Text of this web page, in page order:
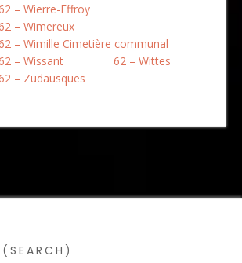
– Wierre-Effroy
– Wimereux
– Wimille Cimetière communal
– Wissant
62 – Wittes
– Zudausques
(SEARCH)